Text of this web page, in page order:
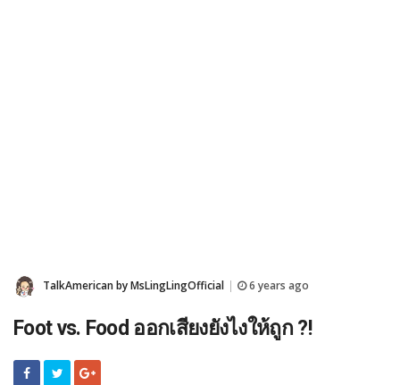
TalkAmerican by MsLingLingOfficial 6 years ago
Foot vs. Food ออกเสียงยังไงให้ถูก ?!